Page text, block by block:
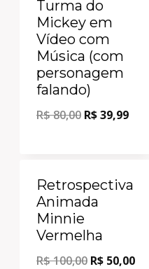
Turma do
Mickey em
Vídeo com
Música (com
personagem
falando)
R$80,00 R$39,99
Retrospectiva
Animada
Minnie
Vermelha
R$100,00 R$ 50,00